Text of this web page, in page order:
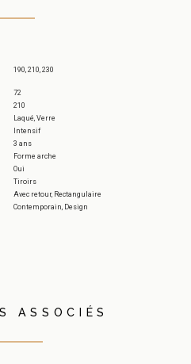
190, 210, 230
72
210
Laqué, Verre
Intensif
3 ans
Forme arche
Oui
Tiroirs
Avec retour, Rectangulaire
Contemporain, Design
ASSOCIÉS